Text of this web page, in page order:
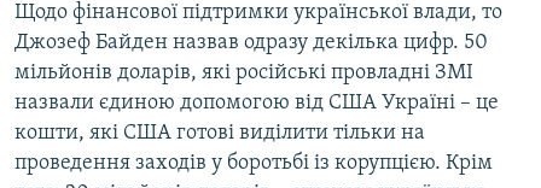
Щодо фінансової підтримки української влади, то
Джозеф Байден назвав одразу декілька цифр. 50
мільйонів доларів, які російські провладні ЗМІ
назвали єдиною допомогою від США Україні – це
кошти, які США готові виділити тільки на
проведення заходів у боротьбі із корупцією. Крім